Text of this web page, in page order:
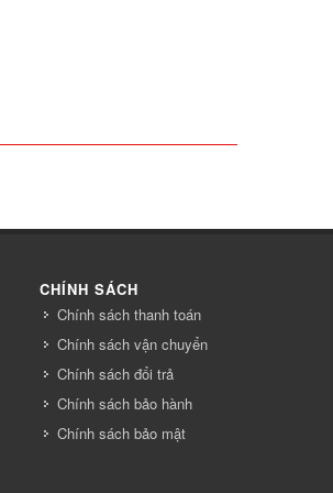
CHÍNH SÁCH
Chính sách thanh toán
Chính sách vận chuyển
Chính sách đổi trả
Chính sách bảo hành
Chính sách bảo mật